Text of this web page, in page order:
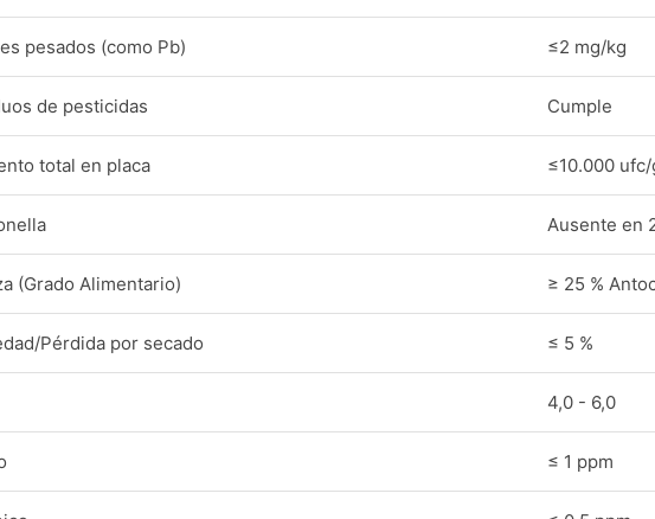
pesados (como Pb) ≤2 mg/kg
de pesticidas Cumple
total en placa ≤10.000
Ausente en
(Grado Alimentario) ≥ 25 %
Pérdida por secado ≤ 5 %
4,0 - 6,0
≤ 1 ppm